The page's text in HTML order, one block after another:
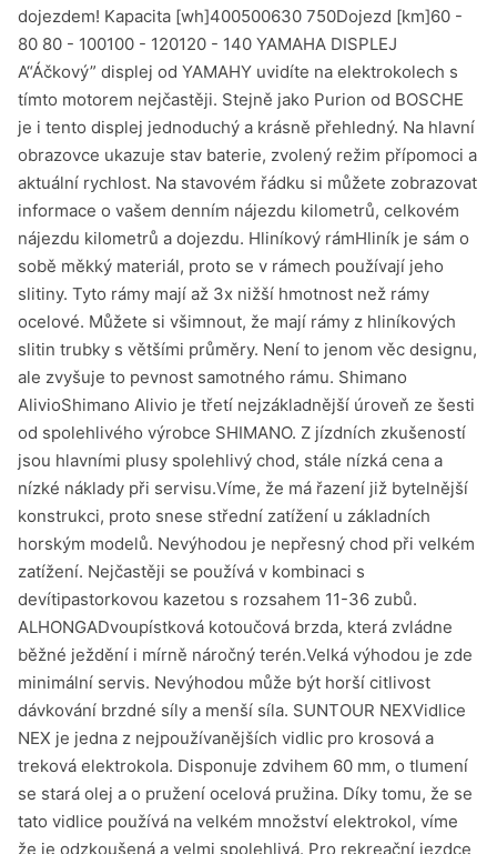
dojezdem! Kapacita [wh]400500630 750Dojezd [km]60 -
80 80 - 100100 - 120120 - 140 YAMAHA DISPLEJ
A“Áčkový” displej od YAMAHY uvidíte na elektrokolech s
tímto motorem nejčastěji. Stejně jako Purion od BOSCHE
je i tento displej jednoduchý a krásně přehledný. Na hlavní
obrazovce ukazuje stav baterie, zvolený režim přípomoci a
aktuální rychlost. Na stavovém řádku si můžete zobrazovat
informace o vašem denním nájezdu kilometrů, celkovém
nájezdu kilometrů a dojezdu. Hliníkový rámHliník je sám o
sobě měkký materiál, proto se v rámech používají jeho
slitiny. Tyto rámy mají až 3x nižší hmotnost než rámy
ocelové. Můžete si všimnout, že mají rámy z hliníkových
slitin trubky s většími průměry. Není to jenom věc designu,
ale zvyšuje to pevnost samotného rámu. Shimano
AlivioShimano Alivio je třetí nejzákladnější úroveň ze šesti
od spolehlivého výrobce SHIMANO. Z jízdních zkušeností
jsou hlavními plusy spolehlivý chod, stále nízká cena a
nízké náklady při servisu.Víme, že má řazení již bytelnější
konstrukci, proto snese střední zatížení u základních
horským modelů. Nevýhodou je nepřesný chod při velkém
zatížení. Nejčastěji se používá v kombinaci s
devítipastorkovou kazetou s rozsahem 11-36 zubů.
ALHONGADvoupístková kotoučová brzda, která zvládne
běžné ježdění i mírně náročný terén.Velká výhodou je zde
minimální servis. Nevýhodou může být horší citlivost
dávkování brzdné síly a menší síla. SUNTOUR NEXVidlice
NEX je jedna z nejpoužívanějších vidlic pro krosová a
treková elektrokola. Disponuje zdvihem 60 mm, o tlumení
se stará olej a o pružení ocelová pružina. Díky tomu, že se
tato vidlice používá na velkém množství elektrokol, víme
že je odzkoušená a velmi spolehlivá. Pro rekreační jezdce